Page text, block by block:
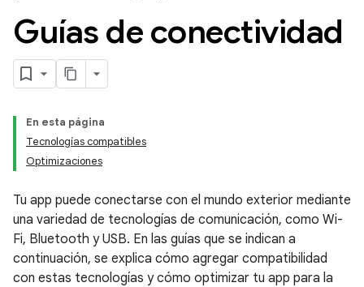
Guías de conectividad
En esta página
Tecnologías compatibles
Optimizaciones
Tu app puede conectarse con el mundo exterior mediante
una variedad de tecnologías de comunicación, como Wi-
Fi, Bluetooth y USB. En las guías que se indican a
continuación, se explica cómo agregar compatibilidad
con estas tecnologías y cómo optimizar tu app para la